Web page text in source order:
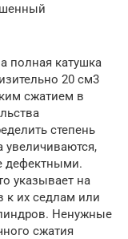
полная катушка
20 см3
сжатием в
степень
увеличиваются,
дефектными.
указывает на
к их седлам или
Ненужные
сжатия